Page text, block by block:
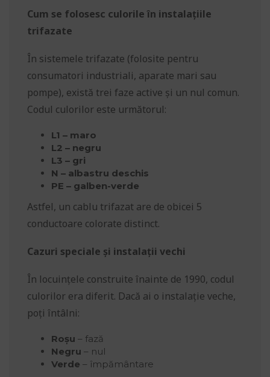
Cum se folosesc culorile în instalațiile
trifazate
În sistemele trifazate (folosite pentru
consumatori industriali, aparate mari sau
pompe), există trei faze active și un nul comun.
Codul culorilor este următorul:
L1 – maro
L2 – negru
L3 – gri
N – albastru deschis
PE – galben-verde
Astfel, un cablu trifazat are de obicei 5
conductoare colorate distinct.
Cazuri speciale și instalații vechi
În locuințele construite înainte de 1990, codul
culorilor era diferit. Dacă ai o instalație veche,
poți întâlni:
Roșu – fază
Negru – nul
Verde – împământare